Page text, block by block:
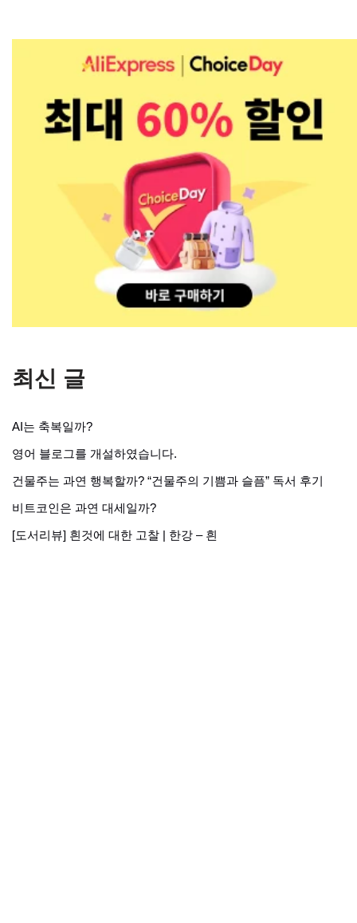
최신 글
AI는 축복일까?
영어 블로그를 개설하였습니다.
건물주는 과연 행복할까? “건물주의 기쁨과 슬픔” 독서 후기
비트코인은 과연 대세일까?
[도서리뷰] 흰것에 대한 고찰 | 한강 – 흰